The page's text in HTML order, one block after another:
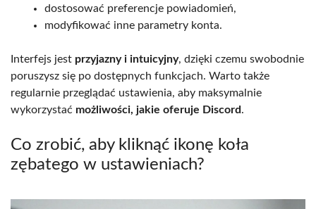
dostosować preferencje powiadomień,
modyfikować inne parametry konta.
Interfejs jest przyjazny i intuicyjny, dzięki czemu swobodnie
poruszysz się po dostępnych funkcjach. Warto także
regularnie przeglądać ustawienia, aby maksymalnie
wykorzystać możliwości, jakie oferuje Discord.
Co zrobić, aby kliknąć ikonę koła
zębatego w ustawieniach?